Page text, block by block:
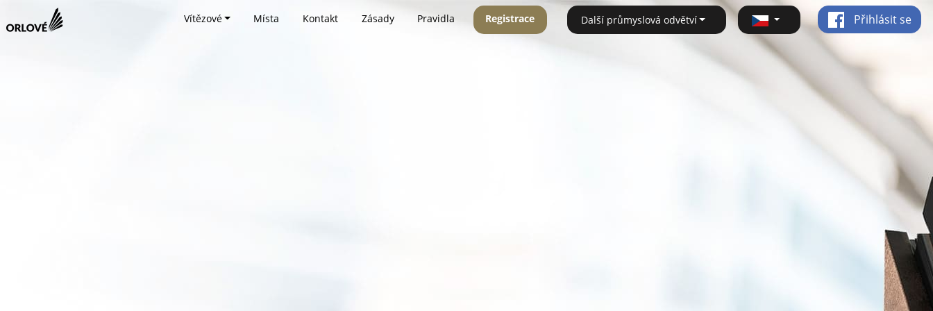
Vítězové Místa Kontakt Zásady Pravidla Registrace Další průmyslová odvětví Přihlásit se